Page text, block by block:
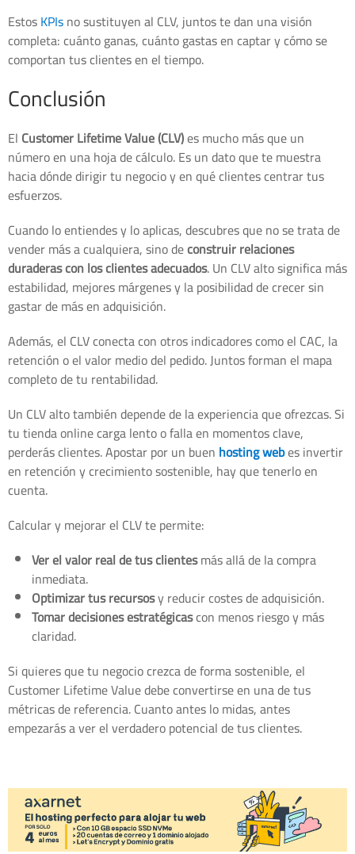
EstosKPIsno sustituyen al CLV, juntos te dan una visión
completa: cuánto ganas, cuánto gastas en captar y cómo se
comportan tus clientes en el tiempo.
Conclusión
El Customer Lifetime Value (CLV)es mucho más que un
número en una hoja de cálculo. Es un dato que te muestra
hacia dónde dirigir tu negocio y en qué clientes centrar tus
esfuerzos.
Cuando lo entiendes y lo aplicas, descubres que no se trata de
vender más a cualquiera, sino deconstruir relaciones
duraderas con los clientes adecuados. Un CLV alto significa más
estabilidad, mejores márgenes y la posibilidad de crecer sin
gastar de más en adquisición.
Además, el CLV conecta con otros indicadores como el CAC, la
retención o el valor medio del pedido. Juntos forman el mapa
completo de tu rentabilidad.
Un CLV alto también depende de la experiencia que ofrezcas. Si
tu tienda online carga lento o falla en momentos clave,
perderás clientes. Apostar por un buen hosting webes invertir
en retención y crecimiento sostenible, hay que tenerlo en
cuenta.
Calcular y mejorar el CLV te permite:
Ver el valor real de tus clientesmás allá de la compra
inmediata.
Optimizar tus recursosy reducir costes de adquisición.
Tomar decisiones estratégicascon menos riesgo y más
claridad.
Si quieres que tu negocio crezca de forma sostenible, el
Customer Lifetime Value debe convertirse en una de tus
métricas de referencia. Cuanto antes lo midas, antes
empezarás a ver el verdadero potencial de tus clientes.